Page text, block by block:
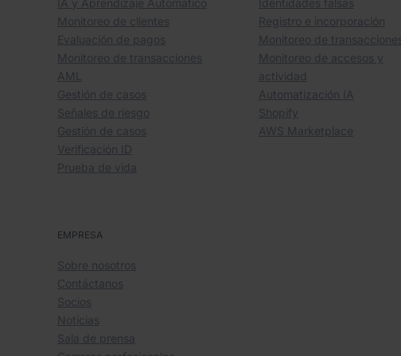
Monitoreo de clientes
Evaluación de pagos
Monitoreo de transacciones
AML
Gestión de casos
Señales de riesgo
Gestión de casos
Verificación ID
Prueba de vida
Registro e incorporación
Monitoreo de
Monitoreo de accesos y
actividad
Automatización IA
Shopify
AWS Marketplace
EMPRESA
Sobre nosotros
Contáctanos
Socios
Notícias
Sala de prensa